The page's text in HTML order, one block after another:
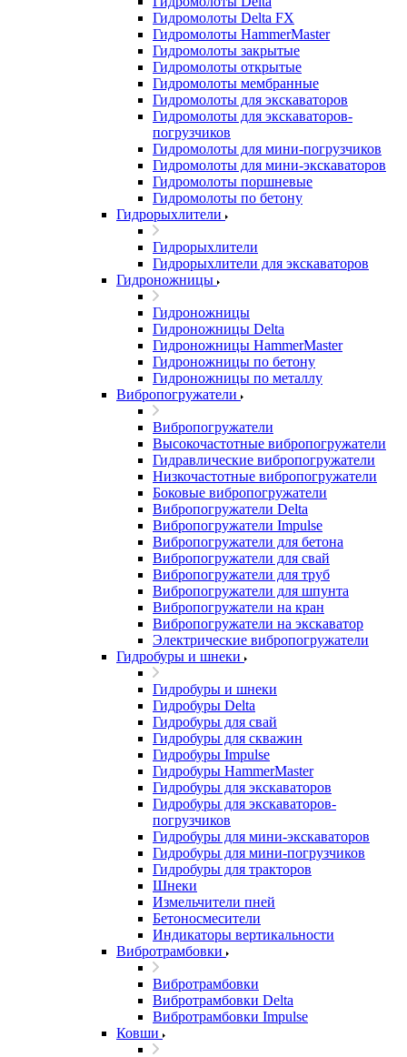
Гидромолоты Delta FX
Гидромолоты HammerMaster
Гидромолоты закрытые
Гидромолоты открытые
Гидромолоты мембранные
Гидромолоты для экскаваторов
Гидромолоты для экскаваторов-
погрузчиков
Гидромолоты для мини-погрузчиков
Гидромолоты для мини-экскаваторов
Гидромолоты поршневые
Гидромолоты по бетону
Гидрорыхлители
Гидрорыхлители
Гидрорыхлители для экскаваторов
Гидроножницы
Гидроножницы
Гидроножницы Delta
Гидроножницы HammerMaster
Гидроножницы по бетону
Гидроножницы по металлу
Вибропогружатели
Вибропогружатели
Высокочастотные вибропогружатели
Гидравлические вибропогружатели
Низкочастотные вибропогружатели
Боковые вибропогружатели
Вибропогружатели Delta
Вибропогружатели Impulse
Вибропогружатели для бетона
Вибропогружатели для свай
Вибропогружатели для труб
Вибропогружатели для шпунта
Вибропогружатели на кран
Вибропогружатели на экскаватор
Электрические вибропогружатели
Гидробуры и шнеки
Гидробуры и шнеки
Гидробуры Delta
Гидробуры для свай
Гидробуры для скважин
Гидробуры Impulse
Гидробуры HammerMaster
Гидробуры для экскаваторов
Гидробуры для экскаваторов-
погрузчиков
Гидробуры для мини-экскаваторов
Гидробуры для мини-погрузчиков
Гидробуры для тракторов
Шнеки
Измельчители пней
Бетоносмесители
Индикаторы вертикальности
Вибротрамбовки
Вибротрамбовки
Вибротрамбовки Delta
Вибротрамбовки Impulse
Ковши